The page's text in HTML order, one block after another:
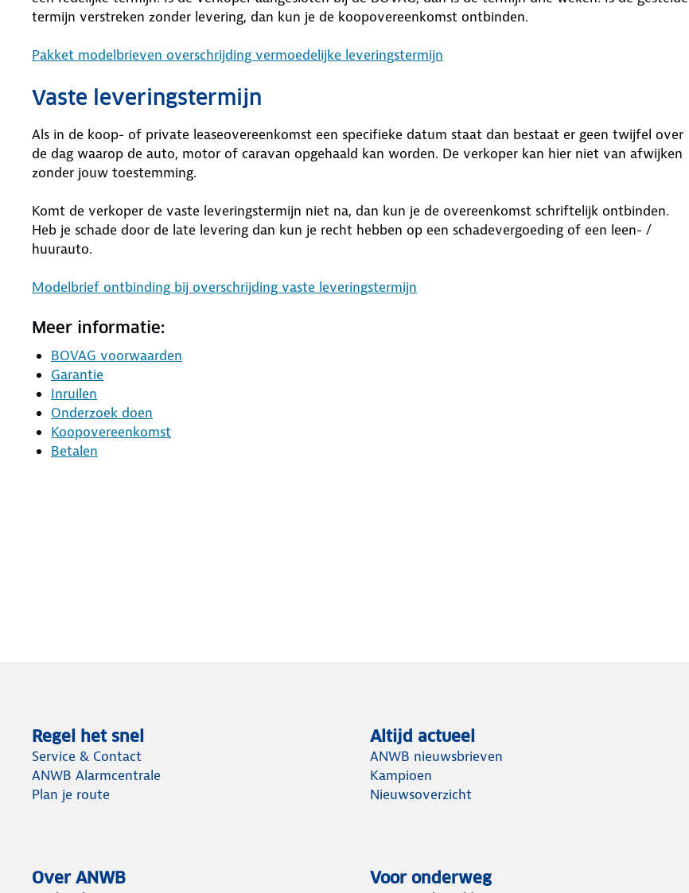
termijn verstreken zonder levering, dan kun je de koopovereenkomst ontbinden.
Pakket modelbrieven overschrijding vermoedelijke leveringstermijn
Vaste leveringstermijn
Als in de koop- of private leaseovereenkomst een specifieke datum staat dan bestaat er geen twijfel over
de dag waarop de auto, motor of caravan opgehaald kan worden. De verkoper kan hier niet van afwijken
zonder jouw toestemming.
Komt de verkoper de vaste leveringstermijn niet na, dan kun je de overeenkomst schriftelijk ontbinden.
Heb je schade door de late levering dan kun je recht hebben op een schadevergoeding of een leen- /
huurauto.
Modelbrief ontbinding bij overschrijding vaste leveringstermijn
Meer informatie:
BOVAG voorwaarden
Garantie
Inruilen
Onderzoek doen
Koopovereenkomst
Betalen
Regel het snel
Service & Contact
ANWB Alarmcentrale
Plan je route
Altijd actueel
ANWB nieuwsbrieven
Kampioen
Nieuwsoverzicht
Over ANWB Voor onderweg